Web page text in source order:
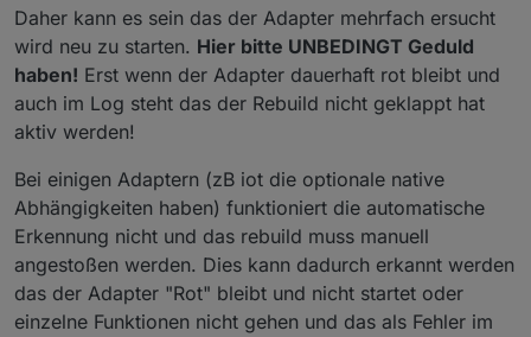
Daher kann es sein das der Adapter mehrfach ersucht
wird neu zu starten. Hier bitte UNBEDINGT Geduld
haben! Erst wenn der Adapter dauerhaft rot bleibt und
auch im Log steht das der Rebuild nicht geklappt hat
aktiv werden!
Bei einigen Adaptern (zB iot die optionale native
Abhängigkeiten haben) funktioniert die automatische
Erkennung nicht und das rebuild muss manuell
angestoßen werden. Dies kann dadurch erkannt werden
das der Adapter "Rot" bleibt und nicht startet oder
einzelne Funktionen nicht gehen und das als Fehler im